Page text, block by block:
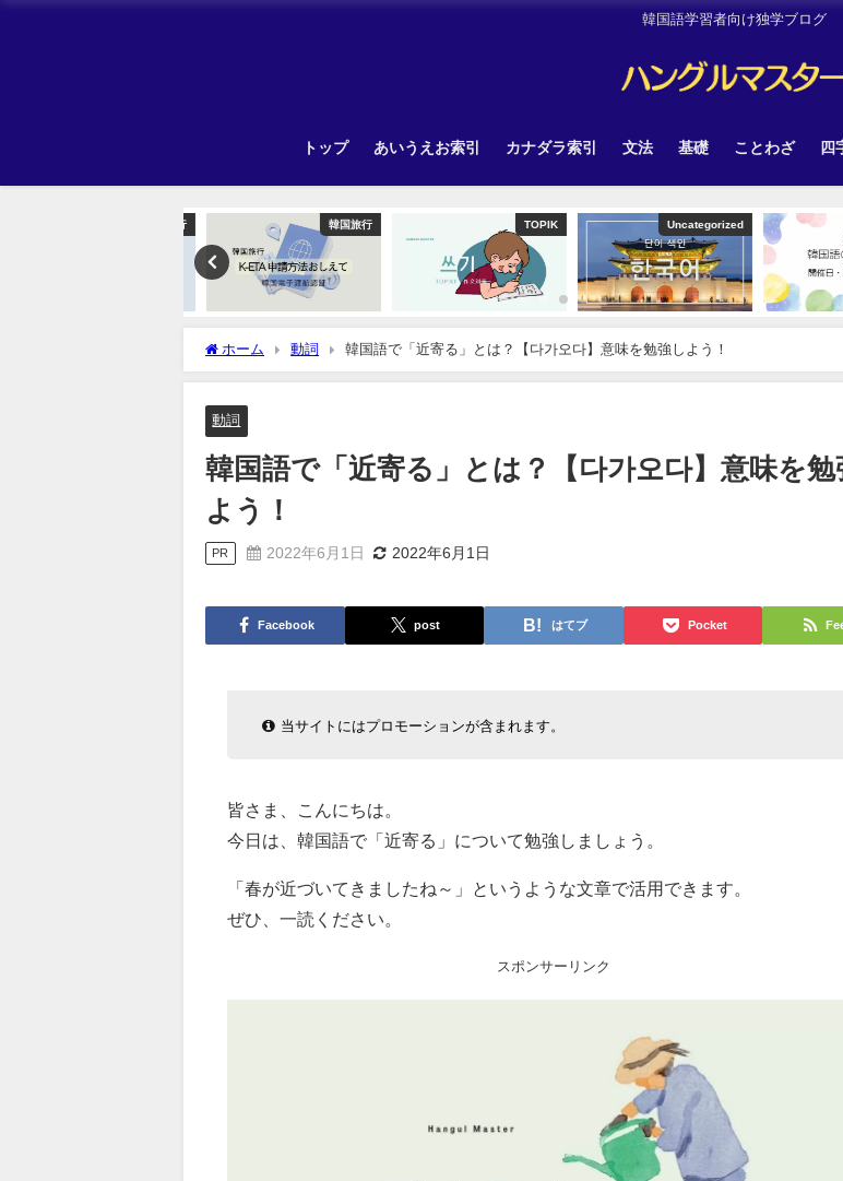
韓国語学習者向け独学ブログ
トップ あいうえお索引 カナダラ索引 文法 基礎 ことわざ 四
韓国旅行 TOPIK Uncategorized
ホーム 動詞 韓国語で「近寄る」とは？【다가오다】意味を勉強しよう！
動詞
韓国語で「近寄る」とは？【다가오다】意味を勉
よう！
PR 2022年6月1日 2022年6月1日
Facebook post はてブ Pocket
当サイトにはプロモーションが含まれます。
皆さま、こんにちは。
今日は、韓国語で「近寄る」について勉強しましょう。
「春が近づいてきましたね～」というような文章で活用できます。
ぜひ、一読ください。
スポンサーリンク